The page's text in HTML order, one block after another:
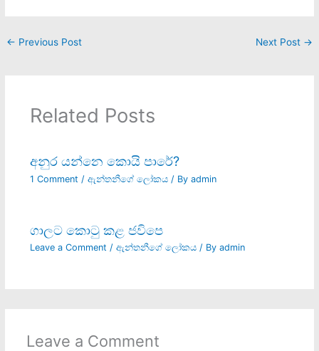
← Previous Post Next Post →
Related Posts
අනුර යන්නෙ කොයි පාරේ?
1 Comment / ඇන්තනීගේ ලෝකය/ By admin
ගාලට කොටු කළ ජවිපෙ
Leave a Comment / ඇන්තනීගේ ලෝකය/ By admin
Leave a Comment